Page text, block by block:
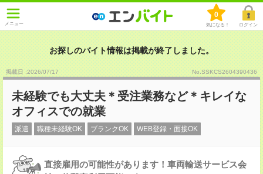
メニュー
0
気になる！ ログイン
お探しのバイト情報は掲載が終了しました。
掲載日 :2026/07/17 No.SSKCS2604390436
未経験でも大丈夫＊受注業務など＊キレイな
オフィスでの就業
派遣 職種未経験OK ブランクOK WEB登録・面接OK
直接雇用の可能性があります！車両輸送サービス会